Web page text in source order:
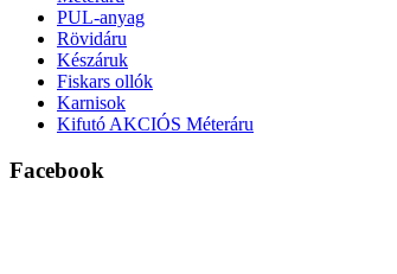
PUL-anyag
Rövidáru
Készáruk
Fiskars ollók
Karnisok
Kifutó AKCIÓS Méteráru
Facebook